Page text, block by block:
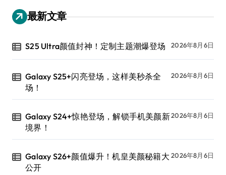
最新文章
S25 Ultra颜值封神！定制主题潮爆登场 2026年8月6日
Galaxy S25+闪亮登场，这样美秒杀全
场！
2026年8月6日
Galaxy S24+惊艳登场，解锁手机美颜新
境界！
2026年8月6日
Galaxy S26+颜值爆升！机皇美颜秘籍大
公开
2026年8月6日